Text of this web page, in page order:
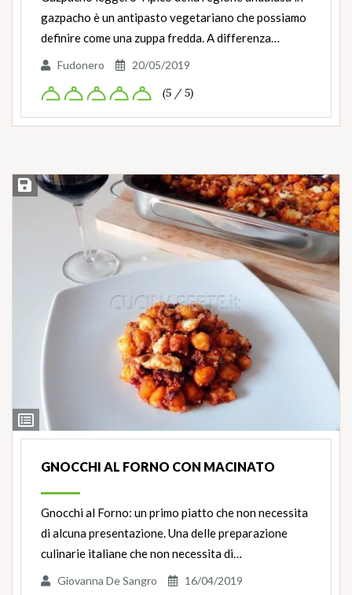
gazpacho è un antipasto vegetariano che possiamo
definire come una zuppa fredda. A differenza…
Fudonero 20/05/2019
(5 / 5)
Ingredienti
Salva ricetta
GNOCCHI AL FORNO CON MACINATO
Gnocchi al Forno: un primo piatto che non necessita
di alcuna presentazione. Una delle preparazione
culinarie italiane che non necessita di…
Giovanna De Sangro 16/04/2019